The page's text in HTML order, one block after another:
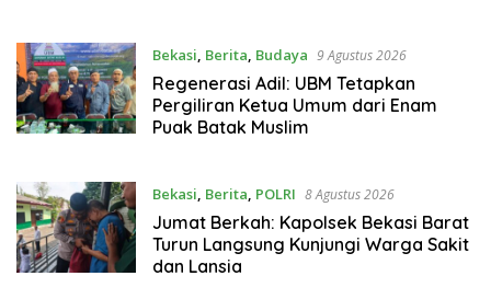
Bekasi, Berita, Budaya 9 Agustus 2026
Regenerasi Adil: UBM Tetapkan
Pergiliran Ketua Umum dari Enam
Puak Batak Muslim
Bekasi, Berita, POLRI 8 Agustus 2026
Jumat Berkah: Kapolsek Bekasi Barat
Turun Langsung Kunjungi Warga Sakit
dan Lansia